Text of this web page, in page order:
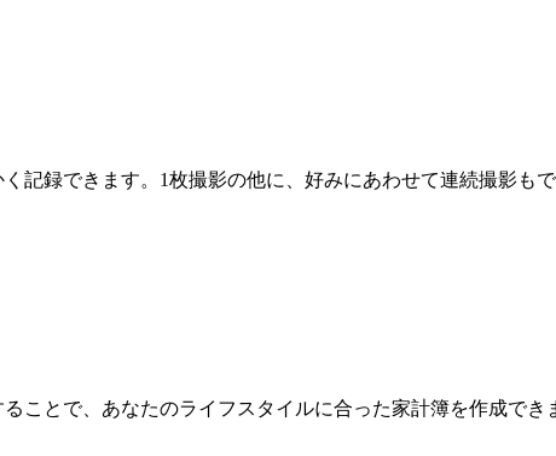
記録できます。1枚撮影の他に、好みにあわせて連続撮影も
ことで、あなたのライフスタイルに合った家計簿を作成でき